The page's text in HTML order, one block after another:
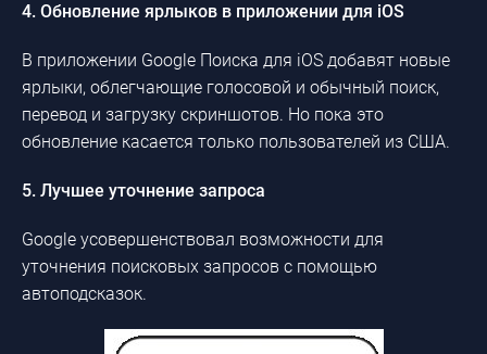
4. Обновление ярлыков в приложении для iOS
В приложении Google Поиска для iOS добавят новые
ярлыки, облегчающие голосовой и обычный поиск,
перевод и загрузку скриншотов. Но пока это
обновление касается только пользователей из США.
5. Лучшее уточнение запроса
Google усовершенствовал возможности для
уточнения поисковых запросов с помощью
автоподсказок.